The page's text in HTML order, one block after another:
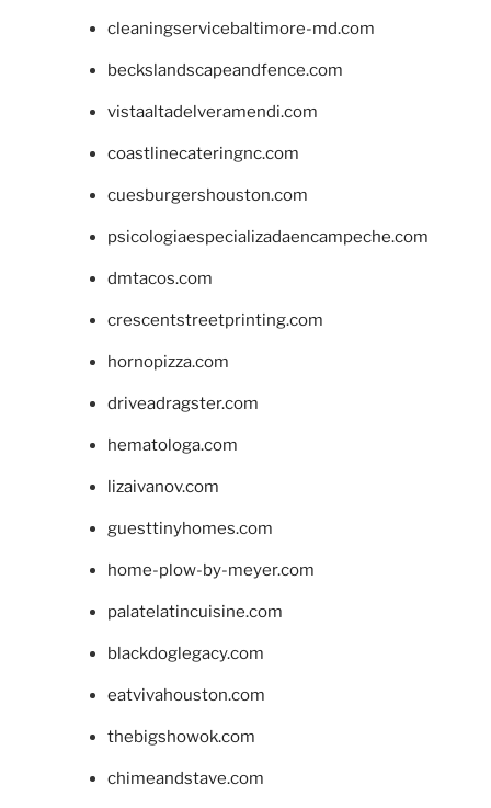
cleaningservicebaltimore-md.com
beckslandscapeandfence.com
vistaaltadelveramendi.com
coastlinecateringnc.com
cuesburgershouston.com
psicologiaespecializadaencampeche.com
dmtacos.com
crescentstreetprinting.com
hornopizza.com
driveadragster.com
hematologa.com
lizaivanov.com
guesttinyhomes.com
home-plow-by-meyer.com
palatelatincuisine.com
blackdoglegacy.com
eatvivahouston.com
thebigshowok.com
chimeandstave.com